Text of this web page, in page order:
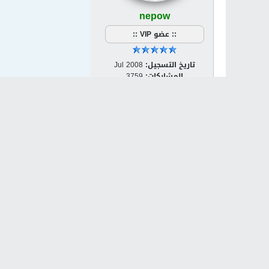
nepow
:: عضو VIP ::
تاريخ التسجيل: Jul 2008
المشاركات: 3759